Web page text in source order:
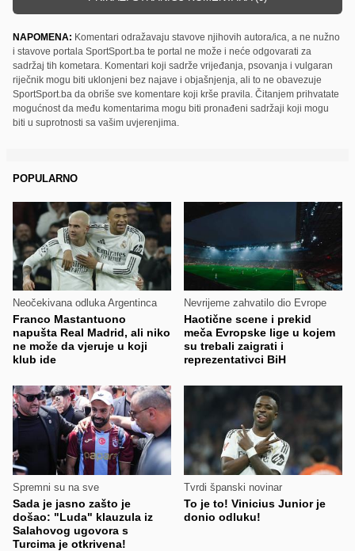
NAPOMENA: Komentari odražavaju stavove njihovih autora/ica, a ne nužno
i stavove portala SportSport.ba te portal ne može i neće odgovarati za
sadržaj tih kometara. Komentari koji sadrže vrijeđanja, psovanja i vulgaran
riječnik mogu biti uklonjeni bez najave i objašnjenja, ali to ne obavezuje
SportSport.ba da obriše sve komentare koji krše pravila. Čitanjem prihvatate
mogućnost da među komentarima mogu biti pronađeni sadržaji koji mogu
biti u suprotnosti sa vašim uvjerenjima.
POPULARNO
Neočekivana odluka Argentinca
Franco Mastantuono
napušta Real Madrid, ali niko
ne može da vjeruje u koji
klub ide
Nevrijeme zahvatilo dio Evrope
Haotične scene i prekid
meča Evropske lige u kojem
su trebali zaigrati i
reprezentativci BiH
Spremni su na sve
Sada je jasno zašto je
došao: "Luda" klauzula iz
Salahovog ugovora s
Turcima je otkrivena!
Tvrdi španski novinar
To je to! Vinicius Junior je
donio odluku!